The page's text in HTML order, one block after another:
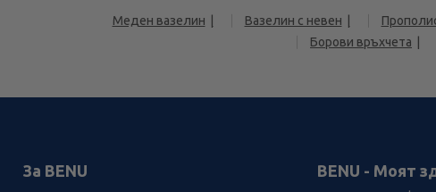
Меден вазелин Вазелин с невен
Борови връхчета
За BENU BENU - Моят